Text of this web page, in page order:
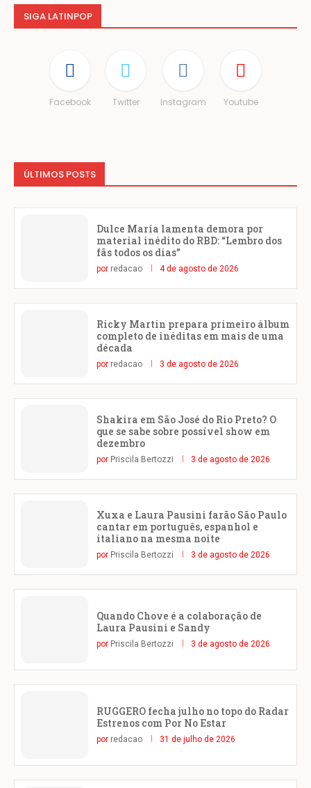
SIGA LATINPOP
Facebook Twitter Instagram Youtube
ÚLTIMOS POSTS
Dulce María lamenta demora por
material inédito do RBD: “Lembro dos
fãs todos os dias”
por redacao 4 de agosto de 2026
Ricky Martin prepara primeiro álbum
completo de inéditas em mais de uma
década
por redacao 3 de agosto de 2026
Shakira em São José do Rio Preto? O
que se sabe sobre possível show em
dezembro
por Priscila Bertozzi 3 de agosto de 2026
Xuxa e Laura Pausini farão São Paulo
cantar em português, espanhol e
italiano na mesma noite
por Priscila Bertozzi 3 de agosto de 2026
Quando Chove é a colaboração de
Laura Pausini e Sandy
por Priscila Bertozzi 3 de agosto de 2026
RUGGERO fecha julho no topo do Radar
Estrenos com Por No Estar
por redacao 31 de julho de 2026